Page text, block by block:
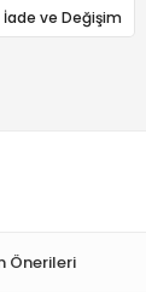
İade ve Değişim
Önerileri